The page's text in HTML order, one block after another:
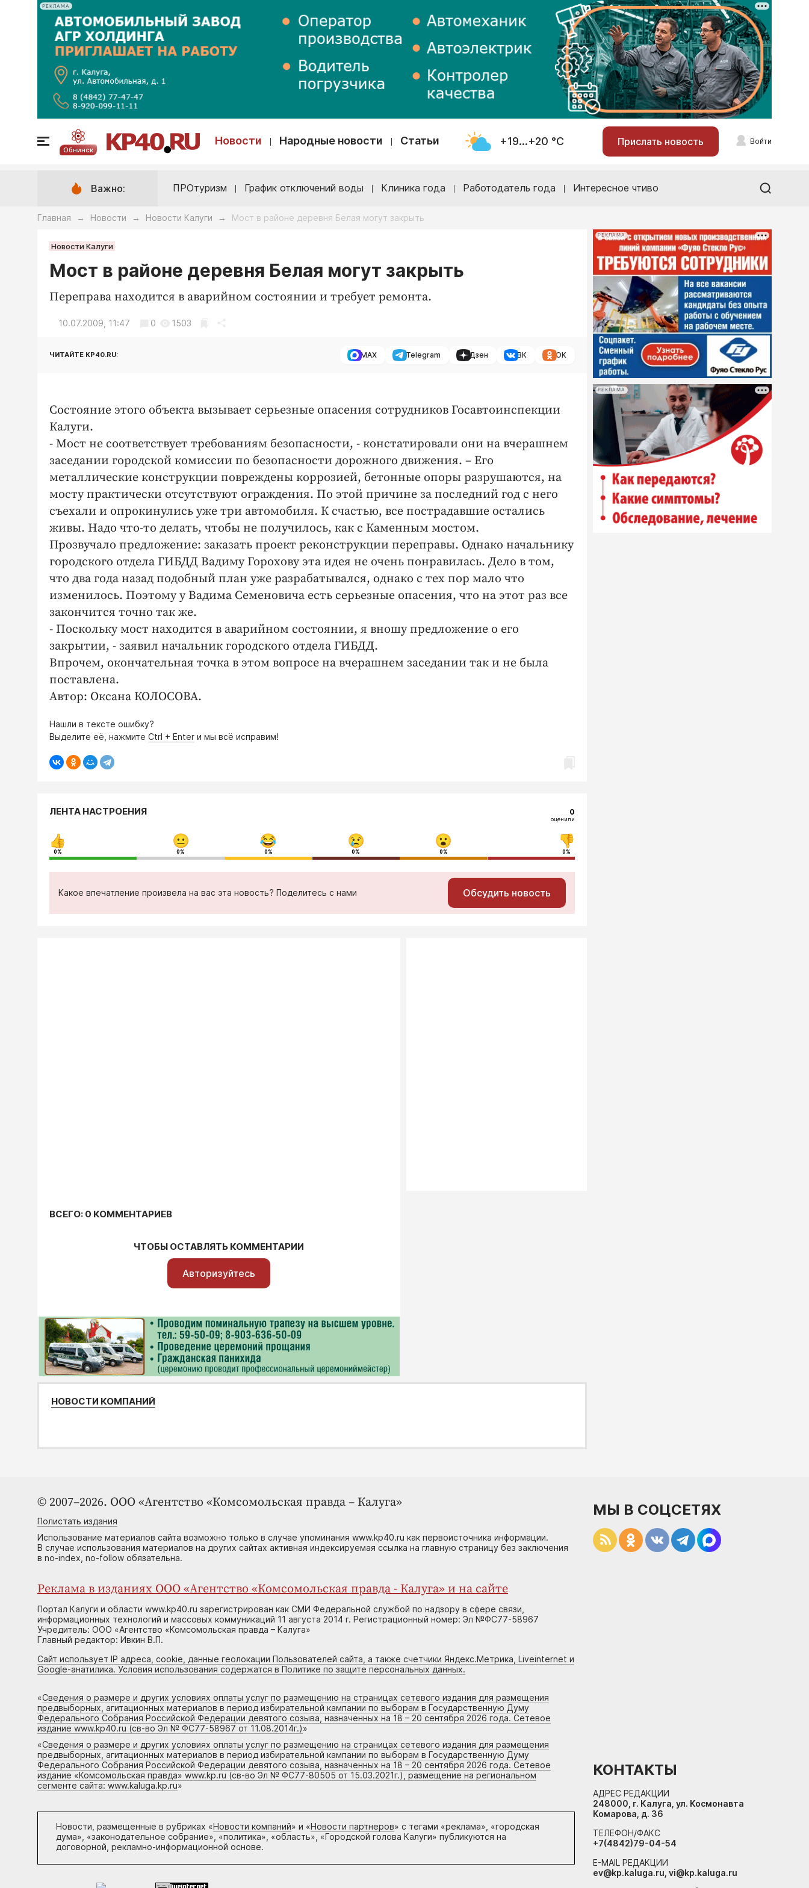
РЕКЛАМА
Обнинск
Новости Народные новости Статьи +19...+20 °С Прислать новость Войти
Важно: ПРОтуризм График отключений воды Клиника года Работодатель года Интересное чтиво
Главная → Новости → Новости Калуги → Мост в районе деревня Белая могут закрыть
Новости Калуги
Мост в районе деревня Белая могут закрыть
Переправа находится в аварийном состоянии и требует ремонта.
10.07.2009, 11:47 0 1503
ЧИТАЙТЕ KP40.RU: MAX Telegram Дзен ВК ОК
Состояние этого объекта вызывает серьезные опасения сотрудников Госавтоинспекции
Калуги.
- Мост не соответствует требованиям безопасности, - констатировали они на вчерашнем
заседании городской комиссии по безопасности дорожного движения. – Его
металлические конструкции повреждены коррозией, бетонные опоры разрушаются, на
мосту практически отсутствуют ограждения. По этой причине за последний год с него
съехали и опрокинулись уже три автомобиля. К счастью, все пострадавшие остались
живы. Надо что-то делать, чтобы не получилось, как с Каменным мостом.
Прозвучало предложение: заказать проект реконструкции переправы. Однако начальнику
городского отдела ГИБДД Вадиму Горохову эта идея не очень понравилась. Дело в том,
что два года назад подобный план уже разрабатывался, однако с тех пор мало что
изменилось. Поэтому у Вадима Семеновича есть серьезные опасения, что на этот раз все
закончится точно так же.
- Поскольку мост находится в аварийном состоянии, я вношу предложение о его
закрытии, - заявил начальник городского отдела ГИБДД.
Впрочем, окончательная точка в этом вопросе на вчерашнем заседании так и не была
поставлена.
Автор: Оксана КОЛОСОВА.
Нашли в тексте ошибку?
Выделите её, нажмите Ctrl + Enter и мы всё исправим!
РЕКЛАМА
РЕКЛАМА
ЛЕНТА НАСТРОЕНИЯ 0
оценили
0% 0% 0% 0% 0% 0%
Какое впечатление произвела на вас эта новость? Поделитесь с нами Обсудить новость
ВСЕГО: 0 КОММЕНТАРИЕВ
ЧТОБЫ ОСТАВЛЯТЬ КОММЕНТАРИИ
Авторизуйтесь
НОВОСТИ КОМПАНИЙ
© 2007–2026. ООО «Агентство «Комсомольская правда – Калуга»
Полистать издания
Использование материалов сайта возможно только в случае упоминания www.kp40.ru как первоисточника информации.
В случае использования материалов на других сайтах активная индексируемая ссылка на главную страницу без заключения
в no-index, no-follow обязательна.
Реклама в изданиях ООО «Агентство «Комсомольская правда - Калуга» и на сайте
Портал Калуги и области www.kp40.ru зарегистрирован как СМИ Федеральной службой по надзору в сфере связи,
информационных технологий и массовых коммуникаций 11 августа 2014 г. Регистрационный номер: Эл №ФС77-58967
Учредитель: ООО «Агентство «Комсомольская правда – Калуга»
Главный редактор: Ивкин В.П.
Сайт использует IP адреса, cookie, данные геолокации Пользователей сайта, а также счетчики Яндекс.Метрика, Liveinternet и
Google-анатилика. Условия использования содержатся в Политике по защите персональных данных.
«Сведения о размере и других условиях оплаты услуг по размещению на страницах сетевого издания для размещения
предвыборных, агитационных материалов в период избирательной кампании по выборам в Государственную Думу
Федерального Собрания Российской Федерации девятого созыва, назначенных на 18 – 20 сентября 2026 года. Сетевое
издание www.kp40.ru (св-во Эл № ФС77-58967 от 11.08.2014г.)»
«Сведения о размере и других условиях оплаты услуг по размещению на страницах сетевого издания для размещения
предвыборных, агитационных материалов в период избирательной кампании по выборам в Государственную Думу
Федерального Собрания Российской Федерации девятого созыва, назначенных на 18 – 20 сентября 2026 года. Сетевое
издание «Комсомольская правда» www.kp.ru (св-во Эл № ФС77-80505 от 15.03.2021г.), размещение на региональном
сегменте сайта: www.kaluga.kp.ru»
Новости, размещенные в рубриках «Новости компаний» и «Новости партнеров» с тегами «реклама», «городская
дума», «законодательное собрание», «политика», «область», «Городской голова Калуги» публикуются на
договорной, рекламно-информационной основе.
МЫ В СОЦСЕТЯХ
КОНТАКТЫ
АДРЕС РЕДАКЦИИ
248000, г. Калуга, ул. Космонавта
Комарова, д. 36
ТЕЛЕФОН/ФАКС
+7(4842)79-04-54
E-MAIL РЕДАКЦИИ
ev@kp.kaluga.ru, vi@kp.kaluga.ru